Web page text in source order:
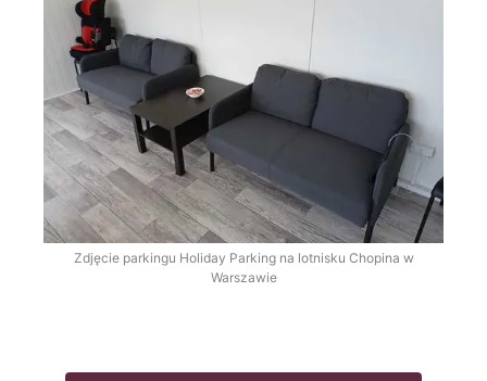
Zdjęcie parkingu Holiday Parking na lotnisku Chopina w
Warszawie